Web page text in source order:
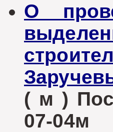
О
( м )
07-04м